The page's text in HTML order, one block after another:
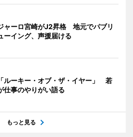
ャーロ宮崎がJ2昇格 地元でパブリ
ーイング、声援届ける
ルーキー・オブ・ザ・イヤー」 若
仕事のやりがい語る
もっと見る